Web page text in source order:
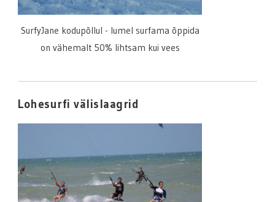
SurfyJane kodupõllul - lumel surfama õppida
on vähemalt 50% lihtsam kui vees
Lohesurfi välislaagrid